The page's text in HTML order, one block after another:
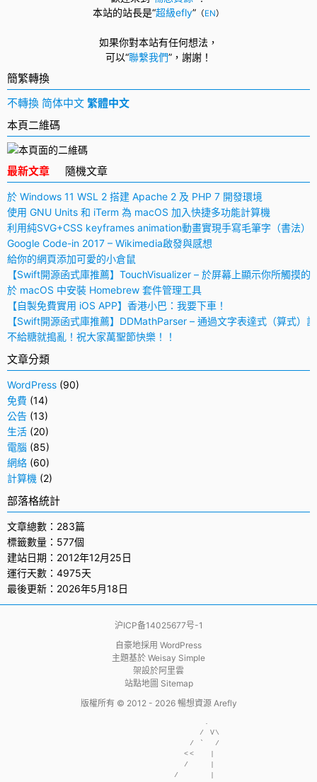
本站的站長是“超級efly” （EN）
如果你對本站有任何想法，
可以“聯繫我們”， 謝謝！
簡繁轉換
不轉換 简体中文 繁體中文
本頁二維碼
最新文章 隨機文章
於 Windows 11 WSL 2 搭建 Apache 2 及 PHP 7 開發環境
使用 GNU Units 和 iTerm 為 macOS 加入快捷多功能計算機
利用純SVG+CSS keyframes animation動畫實現手寫毛筆字（書法）
Google Code-in 2017 – Wikimedia啟發與感想
給你的網頁添加可愛的小倉鼠
【Swift開源函式庫推薦】TouchVisualizer – 於屏幕上顯示你所觸摸的
於 macOS 中安裝 Homebrew 套件管理工具
【自製免費實用 iOS APP】香港小巴：我要下車！
【Swift開源函式庫推薦】DDMathParser – 通過文字表達式（算式）
不給糖就搗亂！祝大家萬聖節快樂！！
文章分類
WordPress (90)
免費 (14)
公告 (13)
生活 (20)
電腦 (85)
網絡 (60)
計算機 (2)
部落格統計
文章總數：283篇
標籤數量：577個
建站日期：2012年12月25日
運行天數：4975天
最後更新：2026年5月18日
沪ICP备14025677号-1
自豪地採用 WordPress
主題基於 Weisay Simple
架設於阿里雲
站點地圖 Sitemap
版權所有 © 2012 - 2026 暢想資源 Arefly
                     .
                    / V\
                  / `  /
                 <<   |
                 /    |
               /      |